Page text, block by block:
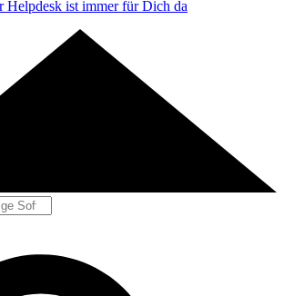
Helpdesk ist immer für Dich da